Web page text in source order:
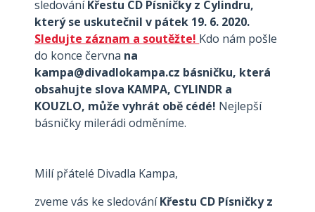
sledováníKřestu CD Písničky z Cylindru,
který se uskutečnil v pátek 19. 6. 2020.
Sledujte záznam a soutěžte! Kdo nám pošle
do konce června na
kampa@divadlokampa.cz básničku, která
obsahujte slova KAMPA, CYLINDR a
KOUZLO, může vyhrát obě cédé! Nejlepší
básničky milerádi odměníme.
Milí přátelé Divadla Kampa,
zveme vás ke sledováníKřestu CD Písničky z